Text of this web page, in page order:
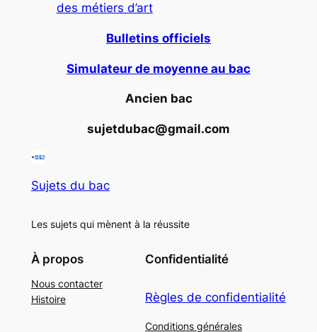
des métiers d’art
Bulletins officiels
Simulateur de moyenne au bac
Ancien bac
sujetdubac@gmail.com
Sujets du bac
Les sujets qui mènent à la réussite
À propos
Nous contacter
Histoire
Confidentialité
Règles de confidentialité
Conditions générales